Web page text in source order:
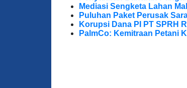
Mediasi Sengketa Lahan
Puluhan Paket Perusak
Korupsi Dana PI PT SPRH
PalmCo: Kemitraan Petani